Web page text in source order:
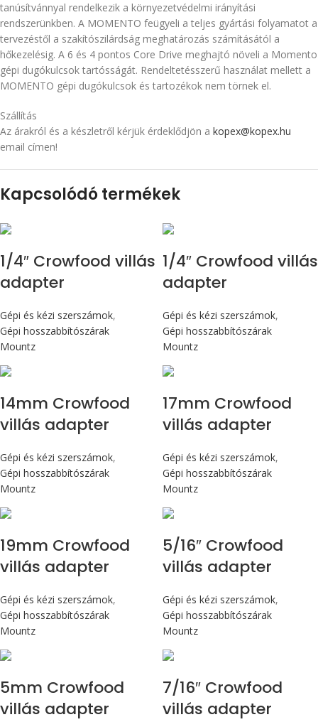
tanúsítvánnyal rendelkezik a környezetvédelmi irányítási
rendszerünkben. A MOMENTO feügyeli a teljes gyártási folyamatot a
tervezéstől a szakítószilárdság meghatározás számításától a
hőkezelésig. A 6 és 4 pontos Core Drive meghajtó növeli a Momento
gépi dugókulcsok tartósságát. Rendeltetésszerű használat mellett a
MOMENTO gépi dugókulcsok és tartozékok nem törnek el.
Szállítás
Az árakról és a készletről kérjük érdeklődjön a kopex@kopex.hu
email címen!
Kapcsolódó termékek
1/4″ Crowfood villás
adapter
Gépi és kézi szerszámok,
Gépi hosszabbítószárak
Mountz
1/4″ Crowfood villás
adapter
Gépi és kézi szerszámok,
Gépi hosszabbítószárak
Mountz
14mm Crowfood
villás adapter
Gépi és kézi szerszámok,
Gépi hosszabbítószárak
Mountz
17mm Crowfood
villás adapter
Gépi és kézi szerszámok,
Gépi hosszabbítószárak
Mountz
19mm Crowfood
villás adapter
Gépi és kézi szerszámok,
Gépi hosszabbítószárak
Mountz
5/16″ Crowfood
villás adapter
Gépi és kézi szerszámok,
Gépi hosszabbítószárak
Mountz
5mm Crowfood
villás adapter
7/16″ Crowfood
villás adapter